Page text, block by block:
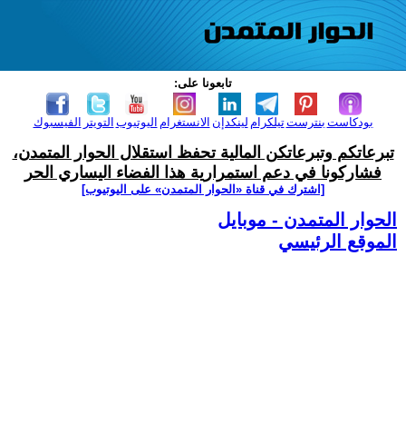
تابعونا على:
الفيسبوك التويتر اليوتيوب الانستغرام لينكدإن تيلكرامبنترست بودكاست
تبرعاتكم وتبرعاتكن المالية تحفظ استقلال الحوار المتمدن،
فشاركونا في دعم استمرارية هذا الفضاء اليساري الحر
[اشترك في قناة ‫«الحوار المتمدن» على اليوتيوب]
الحوار المتمدن - موبايل
الموقع الرئيسي